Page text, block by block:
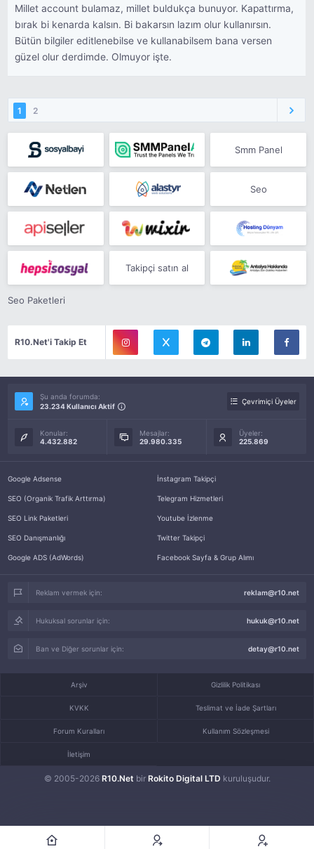
Millet account bulamaz, millet buldukça bunuyor. Kapattırma,
bırak bi kenarda kalsın. Bi bakarsın lazım olur kullanırsın.
Bütün bilgiler editlenebilse ve kullanabilsem bana versen
güzel olur derdimde. Olmuyor işte.
1 2
Smm Panel
Seo
Takipçi satın al
Seo Paketleri
R10.Net'i Takip Et
Şu anda forumda:
23.234 Kullanıcı Aktif
Çevrimiçi Üyeler
Konular:
4.432.882
Mesajlar:
29.980.335
Üyeler:
225.869
Google Adsense
SEO (Organik Trafik Arttırma)
SEO Link Paketleri
SEO Danışmanlığı
Google ADS (AdWords)
İnstagram Takipçi
Telegram Hizmetleri
Youtube İzlenme
Twitter Takipçi
Facebook Sayfa & Grup Alımı
Reklam vermek için: reklam@r10.net
Hukuksal sorunlar için: hukuk@r10.net
Ban ve Diğer sorunlar için: detay@r10.net
© 2005-2026 R10.Net bir Rokito Digital LTD kuruluşudur.
Arşiv Gizlilik Politikası
KVKK Teslimat ve İade Şartları
Forum Kuralları Kullanım Sözleşmesi
İletişim